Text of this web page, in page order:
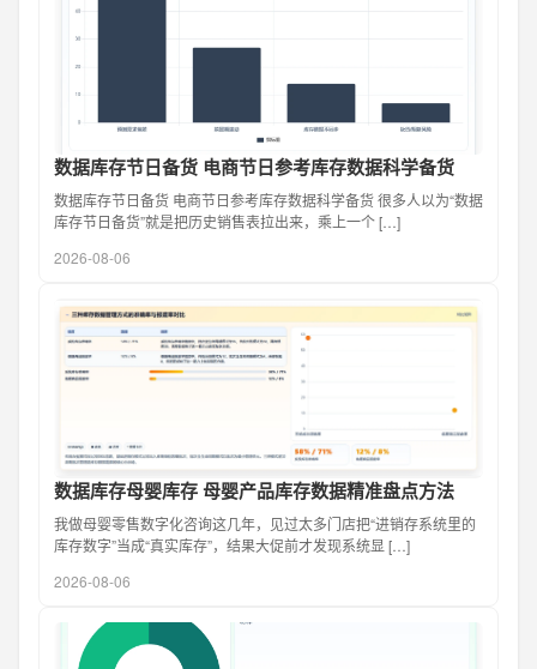
数据库存节日备货 电商节日参考库存数据科学备货
数据库存节日备货 电商节日参考库存数据科学备货 很多人以为“数据
库存节日备货”就是把历史销售表拉出来，乘上一个 […]
2026-08-06
数据库存母婴库存 母婴产品库存数据精准盘点方法
我做母婴零售数字化咨询这几年，见过太多门店把“进销存系统里的
库存数字”当成“真实库存”，结果大促前才发现系统显 […]
2026-08-06